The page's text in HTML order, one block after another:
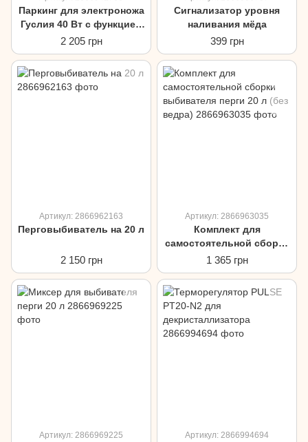
Паркинг для электроножа
Гуслия 40 Вт с функцией
электронаващивания
2 205 грн
Сигнализатор уровня
наливания мёда
399 грн
Артикул: 2866962163
Перговыбиватель на 20 л
2 150 грн
Артикул: 2866963035
Комплект для
самостоятельной сборки
выбивателя перги 20 л
(без ведра)
1 365 грн
Артикул: 2866969225 Артикул: 2866994694